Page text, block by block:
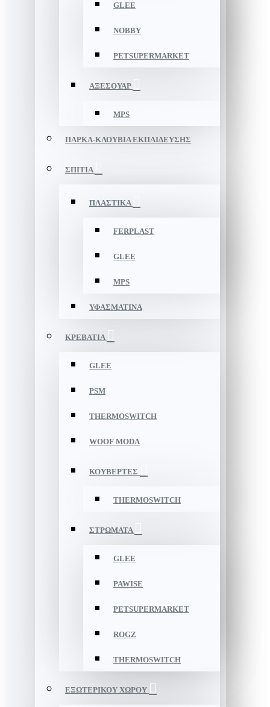
GLEE
NOBBY
PETSUPERMARKET
ΑΞΕΣΟΥΑΡ
MPS
ΠΑΡΚΑ-ΚΛΟΥΒΙΑ ΕΚΠΑΙΔΕΥΣΗΣ
ΣΠΙΤΙΑ
ΠΛΑΣΤΙΚΑ
FERPLAST
GLEE
MPS
ΥΦΑΣΜΑΤΙΝΑ
ΚΡΕΒΑΤΙΑ
GLEE
PSM
THERMOSWITCH
WOOF MODA
ΚΟΥΒΕΡΤΕΣ
THERMOSWITCH
ΣΤΡΩΜΑΤΑ
GLEE
PAWISE
PETSUPERMARKET
ROGZ
THERMOSWITCH
ΕΞΩΤΕΡΙΚΟΥ ΧΩΡΟΥ